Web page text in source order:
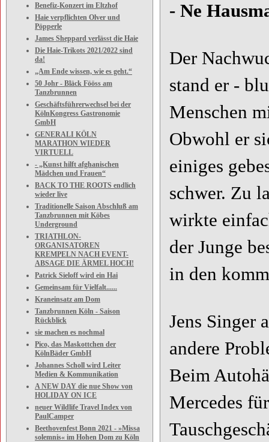
Benefiz-Konzert im Eltzhof
Haie verpflichten Olver und
Pöpperle
James Sheppard verlässt die Haie
Die Haie-Trikots 2021/2022 sind
da!
„Am Ende wissen, wie es geht.“
50 Johr - Bläck Fööss am
Tanzbrunnen
Geschäftsführerwechsel bei der
KölnKongress Gastronomie
GmbH
GENERALI KÖLN
MARATHON WIEDER
VIRTUELL
- „Kunst hilft afghanischen
Mädchen und Frauen“
BACK TO THE ROOTS endlich
wieder live
Traditionelle Saison Abschluß am
Tanzbrunnen mit Köbes
Underground
TRIATHLON-
ORGANISATOREN
KREMPELN NACH EVENT-
ABSAGE DIE ÄRMEL HOCH!
Patrick Sieloff wird ein Hai
Gemeinsam für Vielfalt......
Kraneinsatz am Dom
Tanzbrunnen Köln - Saison
Rückblick
sie machen es nochmal
Pico, das Maskottchen der
KölnBäder GmbH
Johannes Scholl wird Leiter
Medien & Kommunikation
A NEW DAY die nue Show von
HOLIDAY ON ICE
neuer Wildlife Travel Index von
PaulCamper
Beethovenfest Bonn 2021 - »Missa
solemnis« im Hohen Dom zu Köln
- Ne
Der
stand er -
Menschen
Obwohl er
einiges
schwer. Zu
wirkte
der Junge
in den
Jens Singer
andere
Beim
Mercedes